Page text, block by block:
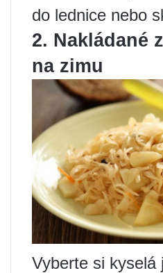
do lednice nebo
2. Nakládané
na zimu
Vyberte si kyselá